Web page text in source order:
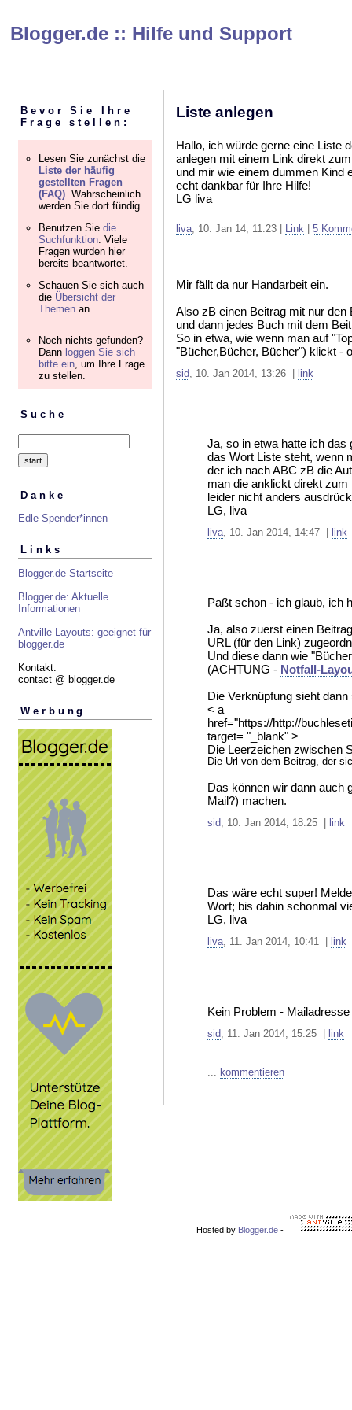
Blogger.de :: Hilfe und Support
Bevor Sie Ihre
Frage stellen:
Lesen Sie zunächst die
Liste der häufig
gestellten Fragen
(FAQ) . Wahrscheinlich
werden Sie dort fündig.
Benutzen Sie die
Suchfunktion . Viele
Fragen wurden hier
bereits beantwortet.
Schauen Sie sich auch
die Übersicht der
Themen an.
Noch nichts gefunden?
Dann loggen Sie sich
bitte ein , um Ihre Frage
zu stellen.
Suche
Danke
Edle Spender*innen
Links
Blogger.de Startseite
Blogger.de: Aktuelle
Informationen
Antville Layouts: geeignet für
blogger.de
Kontakt:
contact @ blogger.de
Werbung
Liste anlegen
Hallo, ich würde gerne eine Liste
anlegen mit einem Link direkt
und mir wie einem dummen Kind
echt dankbar für Ihre Hilfe!
LG liva
liva, 10. Jan 14, 11:23 | Link 5
Mir fällt da nur Handarbeit ein.
Also zB einen Beitrag mit nur
und dann jedes Buch mit dem
So in etwa, wie wenn man auf
"Bücher,Bücher, Bücher") klickt -
sid, 10. Jan 2014, 13:26 | link
Ja, so in etwa hatte ich
das Wort Liste steht, wenn
der ich nach ABC zB die
man die anklickt direkt zum
leider nicht anders
LG, liva
liva, 10. Jan 2014, 14:47 | link
Paßt schon - ich glaub, ich
Ja, also zuerst einen
URL (für den Link)
Und diese dann wie
(ACHTUNG - Notfall-
Die Verknüpfung sieht
< a
href="https://http://
target= "_blank" >
Die Leerzeichen zwischen
Die Url von dem Beitrag, der
Das können wir dann auch
Mail?) machen.
sid, 10. Jan 2014, 18:25 | link
Das wäre echt super!
Wort; bis dahin schonmal
LG, liva
liva, 11. Jan 2014, 10:41 | link
Kein Problem -
sid, 11. Jan 2014, 15:25 | link
... kommentieren
Hosted by Blogger.de -